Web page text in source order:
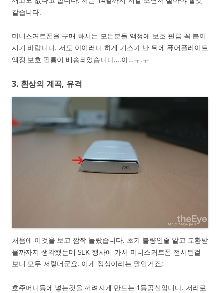
같습니다.
미니스커트폰을 구매 하시는 모든분들 액정에 보호 필름 꼭 붙이
시기 바랍니다. 저도 아이러니 하게 기스가 난 뒤에 퓨어플레이트
액정 보호 필름이 배송되었습니다….아…ㅜ.ㅜ
3. 환상의 계곡, 유격
처음에 이것을 보고 깜짝 놀랐습니다. 초기 불량인줄 알고 교환받
을까까지 생각했는데 SEK 행사에 가서 미니스커트폰 전시된걸
보니 모두 저렇더군요. 이게 정상이라는 말인거죠;
호주머니등에 넣는것을 꺼려지게 만드는 1등공신입니다. 저리로